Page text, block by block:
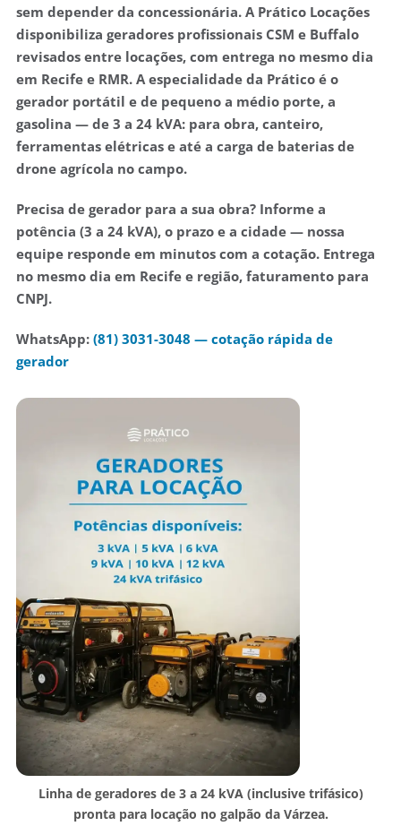
sem depender da concessionária. A Prático Locações
disponibiliza geradores profissionais CSM e Buffalo
revisados entre locações, com entrega no mesmo dia
em Recife e RMR. A especialidade da Prático é o
gerador portátil e de pequeno a médio porte, a
gasolina — de 3 a 24 kVA: para obra, canteiro,
ferramentas elétricas e até a carga de baterias de
drone agrícola no campo.
Precisa de gerador para a sua obra? Informe a
potência (3 a 24 kVA), o prazo e a cidade — nossa
equipe responde em minutos com a cotação. Entrega
no mesmo dia em Recife e região, faturamento para
CNPJ.
WhatsApp: (81) 3031-3048 — cotação rápida de
gerador
Linha de geradores de 3 a 24 kVA (inclusive trifásico)
pronta para locação no galpão da Várzea.